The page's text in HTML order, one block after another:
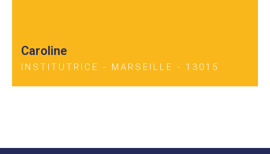
Caroline
INSTITUTRICE - MARSEILLE - 13015